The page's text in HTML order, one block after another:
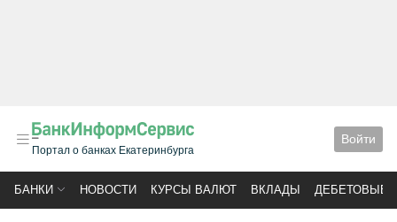
Портал о банках Екатеринбурга
Войти
БАНКИ НОВОСТИ КУРСЫ ВАЛЮТ ВКЛАДЫ ДЕБЕТОВЫЕ